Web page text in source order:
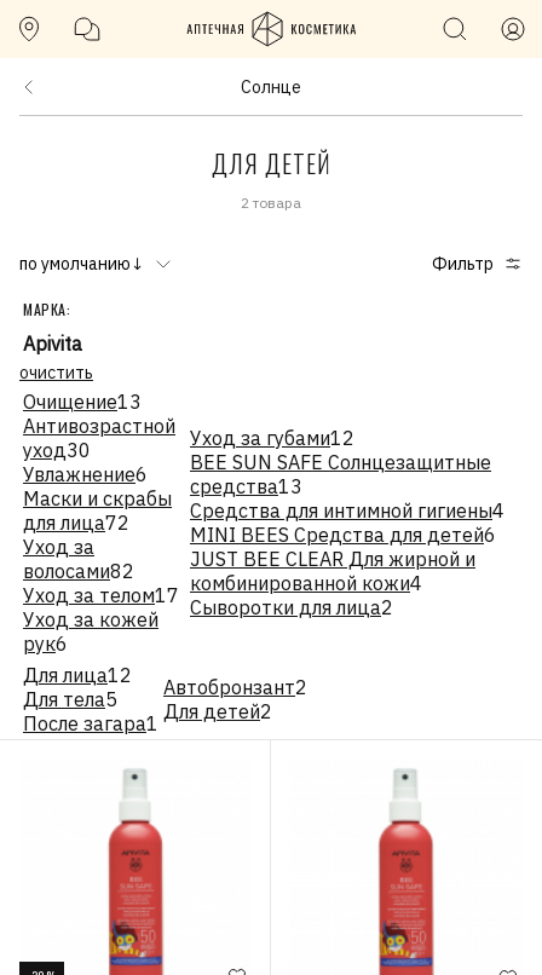
Солнце
ДЛЯ ДЕТЕЙ
2 товара
по умолчанию↓ Фильтр
МАРКА:
Apivita
очистить
Очищение13
Антивозрастной
уход30
Увлажнение6
Маски и скрабы
для лица72
Уход за
волосами82
Уход за телом17
Уход за кожей
рук6
Уход за губами12
BEE SUN SAFE Солнцезащитные
средства13
Средства для интимной гигиены4
MINI BEES Средства для детей6
JUST BEE CLEAR Для жирной и
комбинированной кожи4
Сыворотки для лица2
Для лица12
Для тела5
После загара1
Автобронзант2
Для детей2